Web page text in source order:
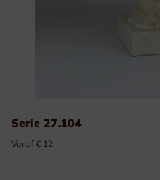
Serie 27.104
Vanaf € 12